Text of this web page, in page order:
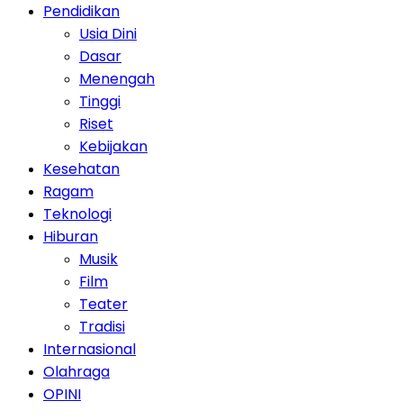
Pendidikan
Usia Dini
Dasar
Menengah
Tinggi
Riset
Kebijakan
Kesehatan
Ragam
Teknologi
Hiburan
Musik
Film
Teater
Tradisi
Internasional
Olahraga
OPINI